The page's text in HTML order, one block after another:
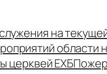
на
области
церквей ЕХБ